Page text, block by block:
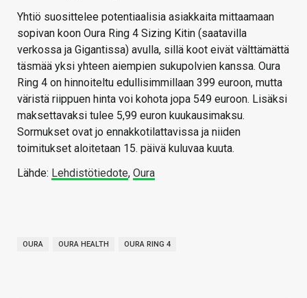
Yhtiö suosittelee potentiaalisia asiakkaita mittaamaan
sopivan koon Oura Ring 4 Sizing Kitin (saatavilla
verkossa ja Gigantissa) avulla, sillä koot eivät välttämättä
täsmää yksi yhteen aiempien sukupolvien kanssa. Oura
Ring 4 on hinnoiteltu edullisimmillaan 399 euroon, mutta
väristä riippuen hinta voi kohota jopa 549 euroon. Lisäksi
maksettavaksi tulee 5,99 euron kuukausimaksu.
Sormukset ovat jo ennakkotilattavissa ja niiden
toimitukset aloitetaan 15. päivä kuluvaa kuuta.
Lähde: Lehdistötiedote, Oura
OURA OURA HEALTH OURA RING 4